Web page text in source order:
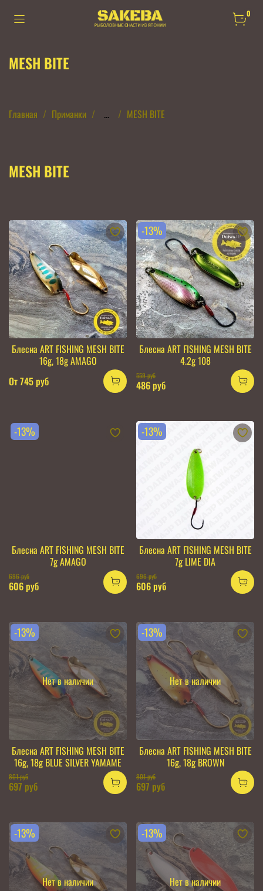
0
MESH BITE
Главная Приманки ... MESH BITE
MESH BITE
Блесна ART FISHING MESH BITE
16g, 18g AMAGO
От745 руб
-13%
Блесна ART FISHING MESH BITE
4.2g 108
559 руб
486 руб
-13%
Блесна ART FISHING MESH BITE
7g AMAGO
696 руб
606 руб
-13%
Блесна ART FISHING MESH BITE
7g LIME DIA
696 руб
606 руб
Нет в наличии
-13%
Блесна ART FISHING MESH BITE
16g, 18g BLUE SILVER YAMAME
801 руб
697 руб
Нет в наличии
-13%
Блесна ART FISHING MESH BITE
16g, 18g BROWN
801 руб
697 руб
Нет в наличии
-13%
Нет в наличии
-13%